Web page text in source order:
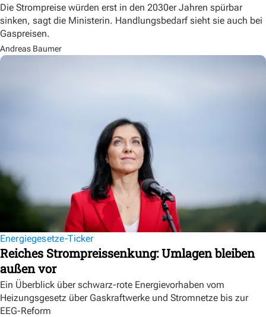
Die Strompreise würden erst in den 2030er Jahren spürbar
sinken, sagt die Ministerin. Handlungsbedarf sieht sie auch bei
Gaspreisen.
Andreas Baumer
Energiegesetze-Ticker
Reiches Strompreissenkung: Umlagen bleiben
außen vor
Ein Überblick über schwarz-rote Energievorhaben vom
Heizungsgesetz über Gaskraftwerke und Stromnetze bis zur
EEG-Reform